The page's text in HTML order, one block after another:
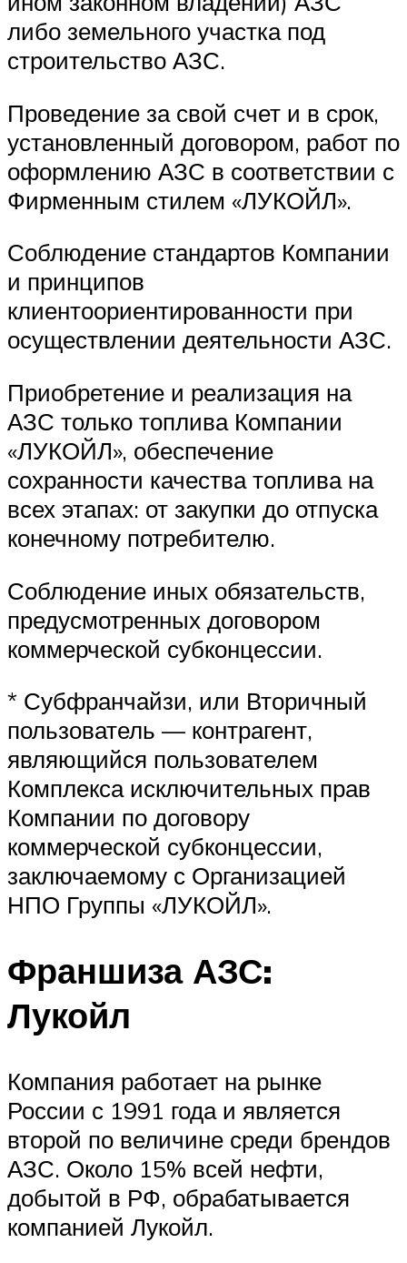
либо земельного участка под
строительство АЗС.
Проведение за свой счет и в срок,
установленный договором, работ по
оформлению АЗС в соответствии с
Фирменным стилем «ЛУКОЙЛ».
Соблюдение стандартов Компании
и принципов
клиентоориентированности при
осуществлении деятельности АЗС.
Приобретение и реализация на
АЗС только топлива Компании
«ЛУКОЙЛ», обеспечение
сохранности качества топлива на
всех этапах: от закупки до отпуска
конечному потребителю.
Соблюдение иных обязательств,
предусмотренных договором
коммерческой субконцессии.
* Субфранчайзи, или Вторичный
пользователь — контрагент,
являющийся пользователем
Комплекса исключительных прав
Компании по договору
коммерческой субконцессии,
заключаемому с Организацией
НПО Группы «ЛУКОЙЛ».
Франшиза АЗС:
Лукойл
Компания работает на рынке
России с 1991 года и является
второй по величине среди брендов
АЗС. Около 15% всей нефти,
добытой в РФ, обрабатывается
компанией Лукойл.